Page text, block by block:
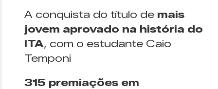
A conquista do título de mais
jovem aprovado na história do
ITA, com o estudante Caio
Temponi
315 premiações em